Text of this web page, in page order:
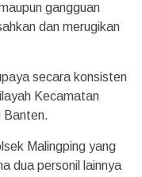
gangguan
dan merugikan
secara konsisten
Kecamatan
Banten.
Malingping yang
dua personil lainnya